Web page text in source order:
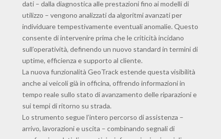
dati – dalla diagnostica alle prestazioni fino ai modelli di
utilizzo – vengono analizzati da algoritmi avanzati per
individuare tempestivamente eventuali anomalie. Questo
consente di intervenire prima che le criticità incidano
sull’operatività, definendo un nuovo standard in termini di
uptime, efficienza e supporto al cliente.
La nuova funzionalità GeoTrack estende questa visibilità
anche ai veicoli già in officina, offrendo informazioni in
tempo reale sullo stato di avanzamento delle riparazioni e
sui tempi di ritorno su strada.
Lo strumento segue l’intero percorso di assistenza –
arrivo, lavorazioni e uscita – combinando segnali di